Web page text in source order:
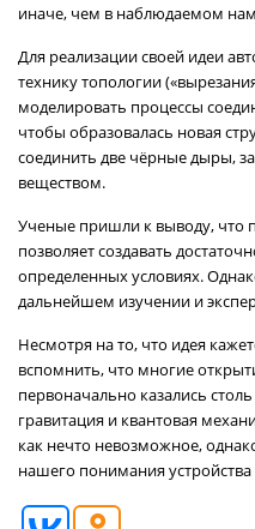
иначе, чем в наблюдаемом
Для реализации своей идеи
технику топологии
моделировать процессы
чтобы образовалась новая
соединить две чёрные дыры,
веществом.
Ученые пришли к выводу, что
позволяет создавать
определенных условиях.
дальнейшем изучении и
Несмотря на то, что идея
вспомнить, что многие
первоначально казались
гравитация и квантовая
как нечто невозможное,
нашего понимания